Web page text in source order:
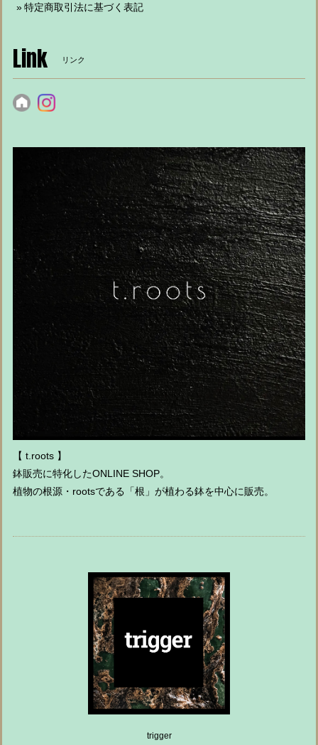
特定商取引法に基づく表記
Link リンク
【 t.roots 】
鉢販売に特化したONLINE SHOP。
植物の根源・rootsである「根」が植わる鉢を中心に販売。
trigger